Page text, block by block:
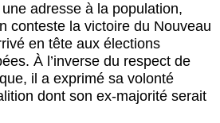
adresse à la population,
conteste la victoire du Nouveau
en tête aux élections
À l’inverse du respect de
il a exprimé sa volonté
dont son ex-majorité serait